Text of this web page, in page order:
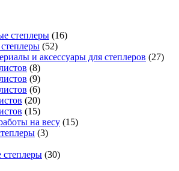
степлеры (16)
(52)
и аксессуары для степлеров (27)
(8)
(9)
(6)
(20)
(15)
на весу (15)
(3)
степлеры (30)